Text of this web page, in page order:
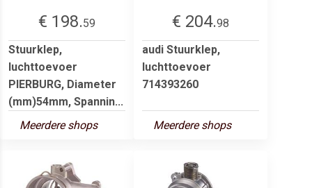
€ 198.59
Stuurklep,
luchttoevoer
PIERBURG, Diameter
(mm)54mm, Spannin...
Meerdere shops
€ 204.98
audi Stuurklep,
luchttoevoer
714393260
Meerdere shops